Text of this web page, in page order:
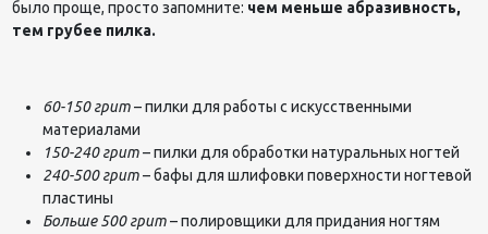
было проще, просто запомните: чем меньше абразивность,
тем грубее пилка.
60-150 грит– пилки для работы с искусственными
материалами
150-240 грит– пилки для обработки натуральных ногтей
240-500 грит– бафы для шлифовки поверхности ногтевой
пластины
Больше 500 грит– полировщики для придания ногтям